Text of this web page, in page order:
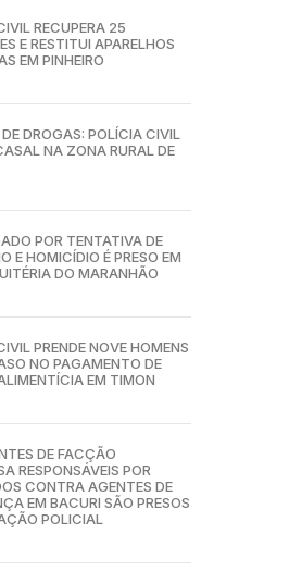
RECUPERA 25
E RESTITUI APARELHOS
EM PINHEIRO
DROGAS: POLÍCIA CIVIL
NA ZONA RURAL DE
POR TENTATIVA DE
E HOMICÍDIO É PRESO EM
DO MARANHÃO
PRENDE NOVE HOMENS
NO PAGAMENTO DE
EM TIMON
DE FACÇÃO
RESPONSÁVEIS POR
CONTRA AGENTES DE
EM BACURI SÃO PRESOS
POLICIAL